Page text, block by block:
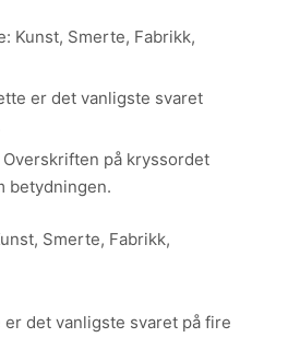
Kunst, Smerte, Fabrikk,
er det vanligste svaret
på kryssordet
betydningen.
Smerte, Fabrikk,
det vanligste svaret på fire